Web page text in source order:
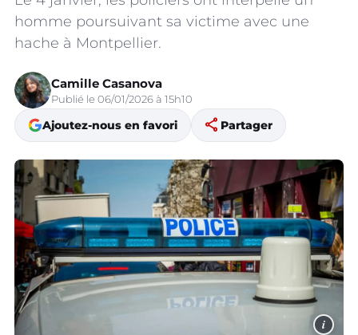
homme poursuivant sa victime avec une
hache à Montpellier.
Camille Casanova
Publié le 06/01/2026 à 15h10
Ajoutez-nous en favori share Partager
i